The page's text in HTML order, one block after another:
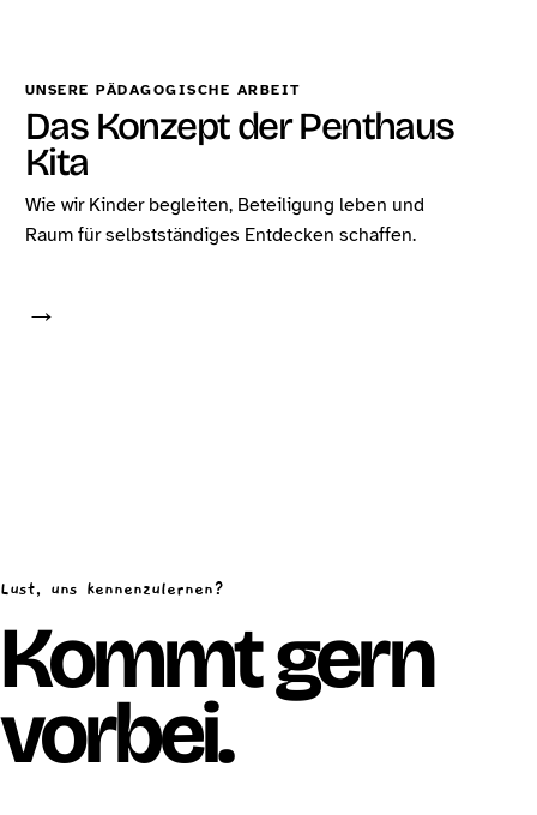
UNSERE PÄDAGOGISCHE ARBEIT
Das Konzept der Penthaus
Kita
Wie wir Kinder begleiten, Beteiligung leben und
Raum für selbstständiges Entdecken schaffen.
→
Lust, uns kennenzulernen?
Kommt gern
vorbei.